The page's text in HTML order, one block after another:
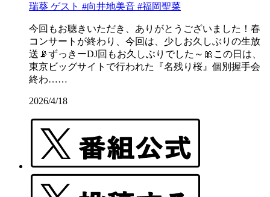
瑞葵 ゲスト #向井地美音 #福岡聖菜
今回もお聴きいただき、ありがとうございました！春
コンサートが終わり、今回は、少しお久しぶりの生放
送📡ずっきーDJ回もお久しぶりでした～🎀この日は、
東京ビッグサイトで行われた『名残り桜』個別握手会
終わ……
2026/4/18